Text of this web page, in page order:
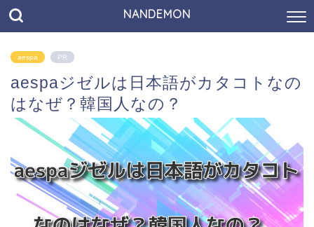
NANDEMON
aespa PR
aespaジゼルは日本語がカタコトなの
はなぜ？韓国人なの？